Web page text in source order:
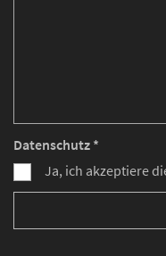
Datenschutz *
Ja, ich akzeptiere